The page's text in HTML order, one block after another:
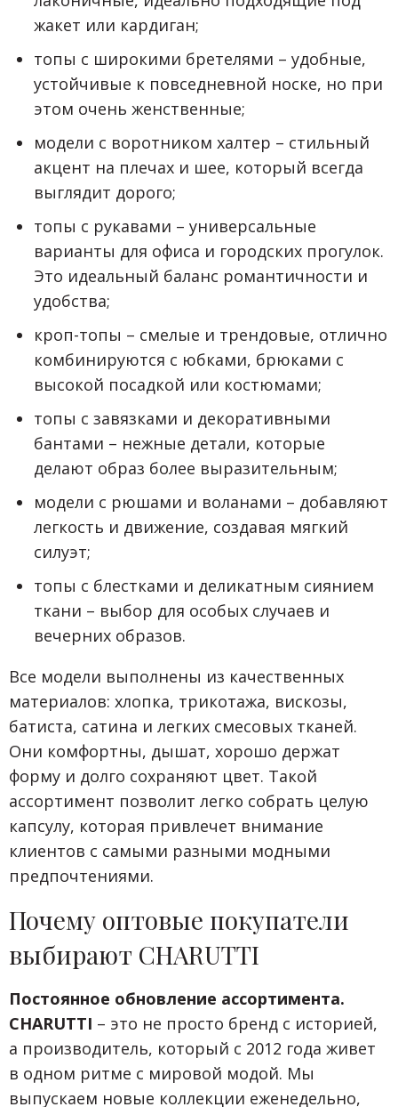
жакет или кардиган;
топы с широкими бретелями – удобные,
устойчивые к повседневной носке, но при
этом очень женственные;
модели с воротником халтер – стильный
акцент на плечах и шее, который всегда
выглядит дорого;
топы с рукавами – универсальные
варианты для офиса и городских прогулок.
Это идеальный баланс романтичности и
удобства;
кроп-топы – смелые и трендовые, отлично
комбинируются с юбками, брюками с
высокой посадкой или костюмами;
топы с завязками и декоративными
бантами – нежные детали, которые
делают образ более выразительным;
модели с рюшами и воланами – добавляют
легкость и движение, создавая мягкий
силуэт;
топы с блестками и деликатным сиянием
ткани – выбор для особых случаев и
вечерних образов.
Все модели выполнены из качественных
материалов: хлопка, трикотажа, вискозы,
батиста, сатина и легких смесовых тканей.
Они комфортны, дышат, хорошо держат
форму и долго сохраняют цвет. Такой
ассортимент позволит легко собрать целую
капсулу, которая привлечет внимание
клиентов с самыми разными модными
предпочтениями.
Почему оптовые покупатели
выбирают CHARUTTI
Постоянное обновление ассортимента.
CHARUTTI – это не просто бренд с историей,
а производитель, который с 2012 года живет
в одном ритме с мировой модой. Мы
выпускаем новые коллекции еженедельно,